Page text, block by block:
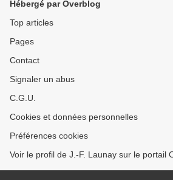
Hébergé par Overblog
Top articles
Pages
Contact
Signaler un abus
C.G.U.
Cookies et données personnelles
Préférences cookies
Voir le profil de J.-F. Launay sur le portail